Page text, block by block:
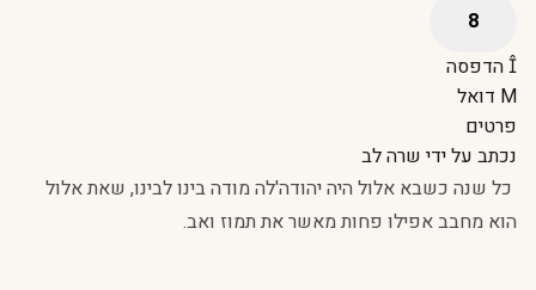
הדפסה
דואל
פרטים
נכתב על ידי שרה לב
כל שנה כשבא אלול היה יהודה'לה מודה בינו לבינו, שאת אלול
הוא מחבב אפילו פחות מאשר את תמוז ואב.